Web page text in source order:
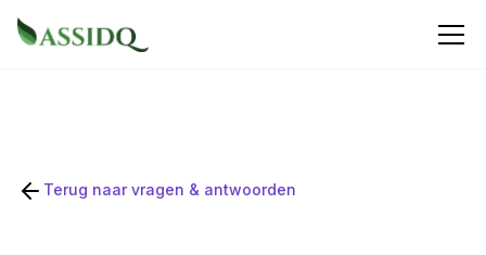
Terug naar vragen & antwoorden